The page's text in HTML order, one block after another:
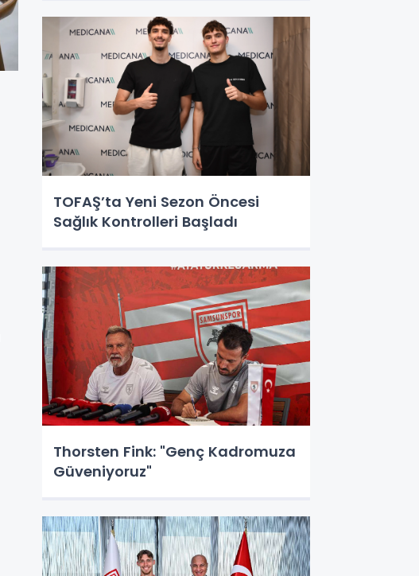
TOFAŞ’ta Yeni Sezon Öncesi
Sağlık Kontrolleri Başladı
Thorsten Fink: "Genç Kadromuza
Güveniyoruz"